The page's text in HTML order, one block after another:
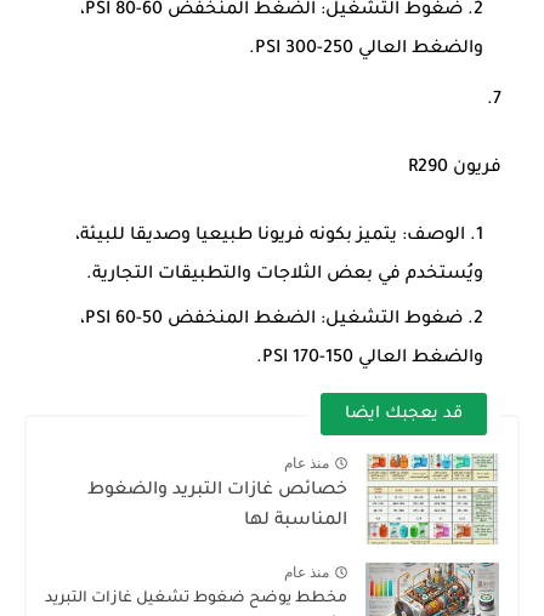
ضغوط التشغيل
: الضغط المنخفض 60-80 PSI،
والضغط العالي 250-300 PSI.
فريون R290
الوصف: يتميز بكونه فريونا طبيعيا وصديقا للبيئة،
ويُستخدم في بعض الثلاجات والتطبيقات التجارية.
ضغوط التشغيل
: الضغط المنخفض 50-60 PSI،
والضغط العالي 150-170 PSI.
قد يعجبك ايضا
منذ عام
خصائص غازات التبريد والضغوط
المناسبة لها
منذ عام
مخطط يوضح ضغوط تشغيل غازات التبريد